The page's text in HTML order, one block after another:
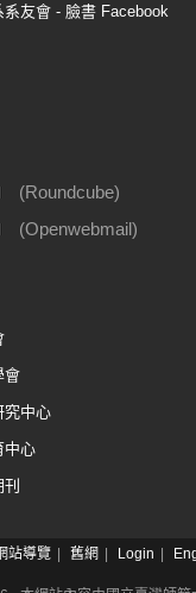
友會 - 臉書 Facebook
(Roundcube)
(Openwebmail)
會
究中心
中心
站導覽 舊網 Login